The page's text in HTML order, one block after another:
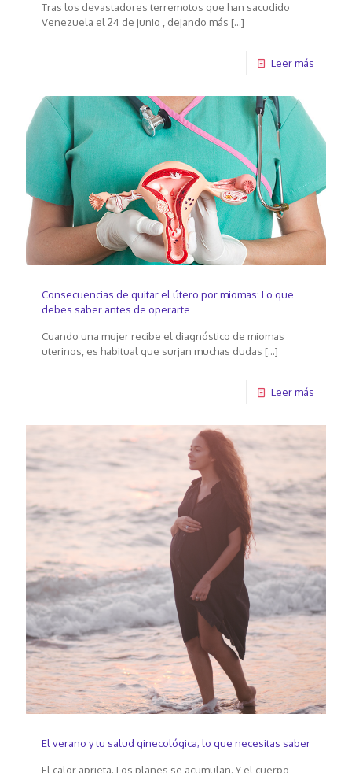
Tras los devastadores terremotos que han sacudido
Venezuela el 24 de junio , dejando más […]
Leer más
Consecuencias de quitar el útero por miomas: Lo que
debes saber antes de operarte
Cuando una mujer recibe el diagnóstico de miomas
uterinos, es habitual que surjan muchas dudas […]
Leer más
El verano y tu salud ginecológica; lo que necesitas saber
El calor aprieta. Los planes se acumulan. Y el cuerpo,